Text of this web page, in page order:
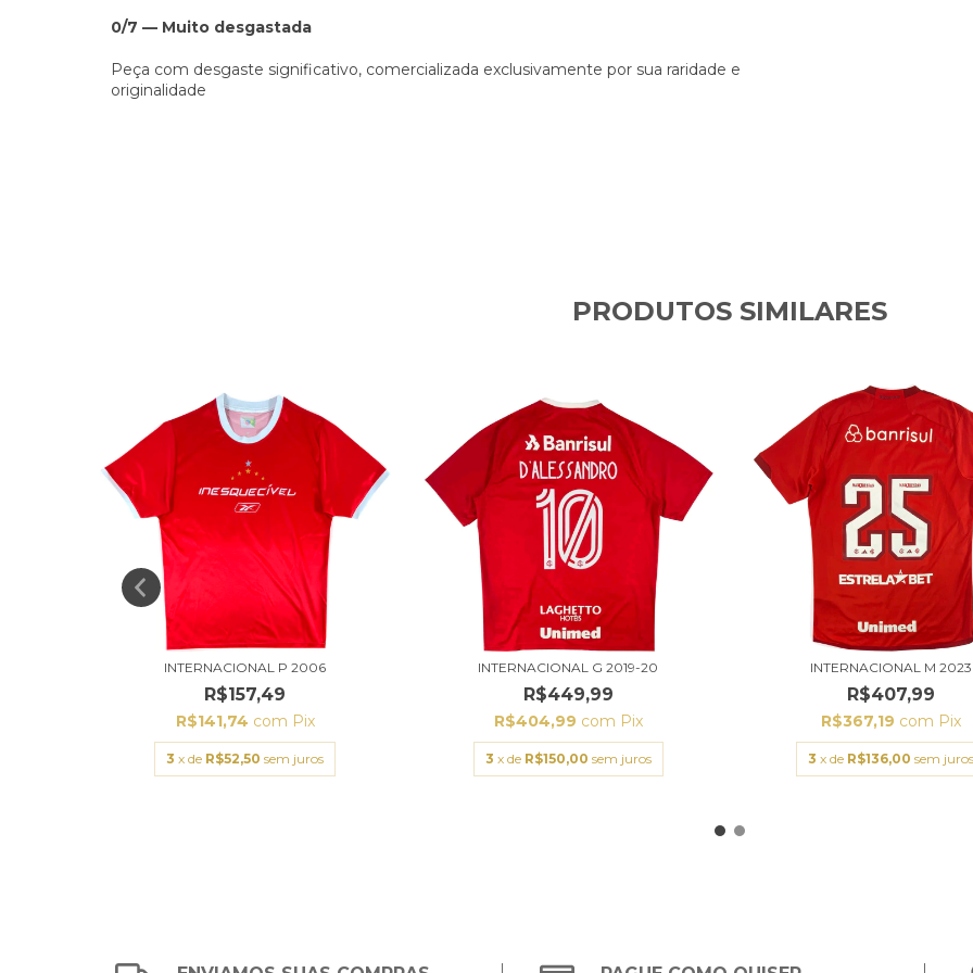
0/7 — Muito desgastada
Peça com desgaste significativo, comercializada exclusivamente por sua raridade e
originalidade
PRODUTOS SIMILARES
INTERNACIONAL P 2006
R$157,49
R$141,74 com Pix
3 x de R$52,50 sem juros
INTERNACIONAL G 2019-20
R$449,99
R$404,99 com Pix
3 x de R$150,00 sem juros
INTERNACIONAL M 2023
R$407,99
R$367,19 com Pix
3 x de R$136,00 sem